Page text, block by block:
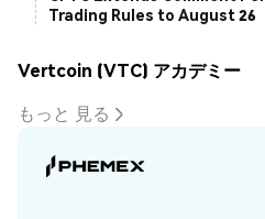
Trading Rules to August 26
Vertcoin (VTC) アカデミー
もっと 見る